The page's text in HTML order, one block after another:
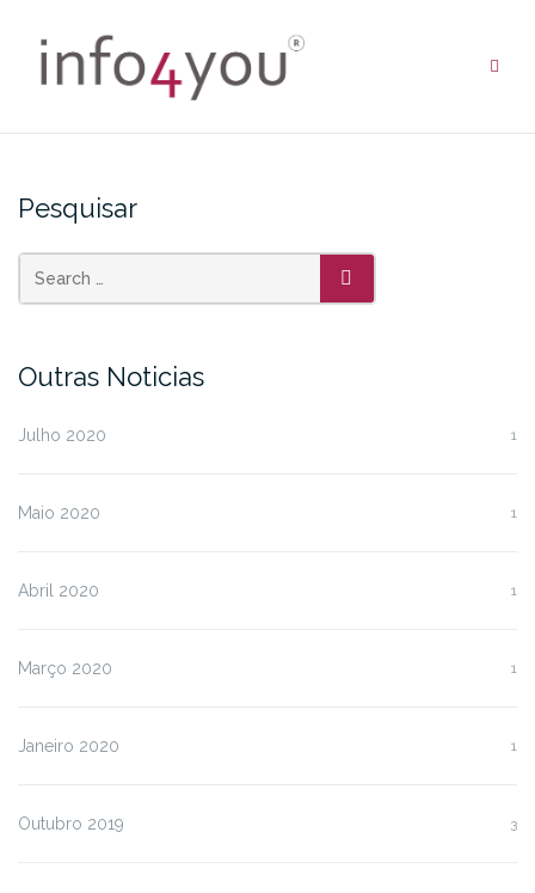
Pesquisar
SEARCH
Outras Noticias
Julho 2020 1
Maio 2020 1
Abril 2020 1
Março 2020 1
Janeiro 2020 1
Outubro 2019 3